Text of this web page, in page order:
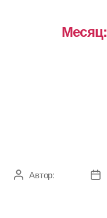
Месяц:
Автор: